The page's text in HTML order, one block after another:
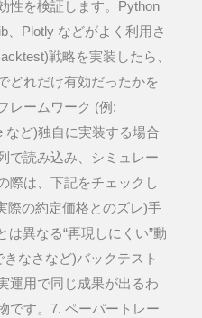
性を検証します。Python
、Plotly などがよく利用さ
戦略を実装したら、
どれだけ有効だったかを
レームワーク (例:
など)独自に実装する場合
で読み込み、シミュレー
際は、下記をチェックし
際の約定価格とのズレ)手
異なる“再現しにくい”動
なさなど)バックテスト
運用で同じ成果が出るわ
です。7. ペーパートレー